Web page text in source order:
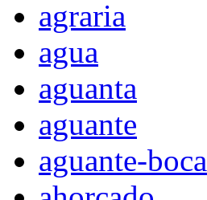
agraria
agua
aguanta
aguante
aguante-boca